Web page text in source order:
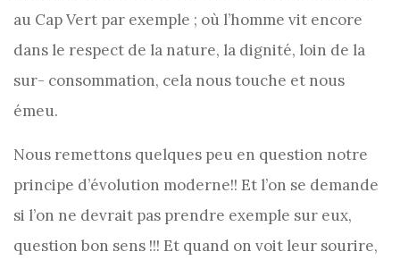
au Cap Vert par exemple ; où l’homme vit encore
dans le respect de la nature, la dignité, loin de la
sur- consommation, cela nous touche et nous
émeu.
Nous remettons quelques peu en question notre
principe d’évolution moderne!! Et l’on se demande
si l’on ne devrait pas prendre exemple sur eux,
question bon sens !!! Et quand on voit leur sourire,